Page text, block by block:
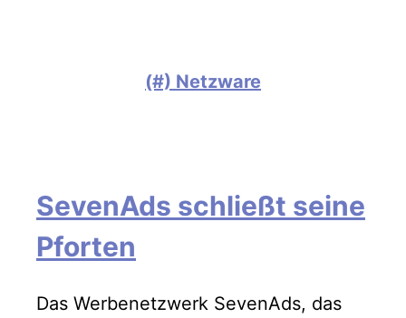
(#) Netzware
SevenAds schließt seine
Pforten
Das Werbenetzwerk SevenAds, das